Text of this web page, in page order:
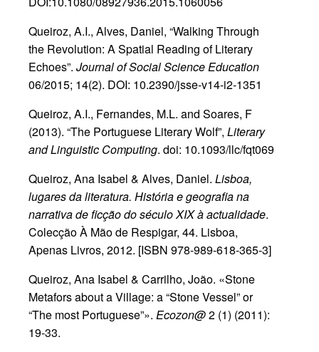
Queiroz, A.I., Alves, Daniel, “Walking Through
the Revolution: A Spatial Reading of Literary
Echoes”.Journal of Social Science Education
06/2015; 14(2). DOI: 10.2390/jsse-v14-i2-1351
Queiroz, A.I., Fernandes, M.L. and Soares, F
(2013). “The Portuguese Literary Wolf”,Literary
and Linguistic Computing. doi: 10.1093/llc/fqt069
Queiroz, Ana Isabel & Alves, Daniel.Lisboa,
lugares da literatura. História e geografia na
narrativa de ficção do século XIX à actualidade.
Colecção À Mão de Respigar, 44. Lisboa,
Apenas Livros, 2012. [ISBN 978-989-618-365-3]
Queiroz, Ana Isabel & Carrilho, João. «Stone
Metafors about a Village: a “Stone Vessel” or
“The most Portuguese”».Ecozon@2 (1) (2011):
19-33.